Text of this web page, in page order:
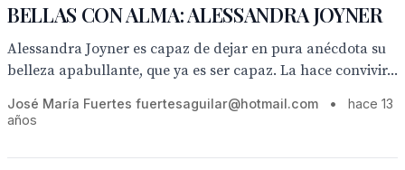
BELLAS CON ALMA: ALESSANDRA JOYNER
Alessandra Joyner es capaz de dejar en pura anécdota su
belleza apabullante, que ya es ser capaz. La hace convivir...
José María Fuertes fuertesaguilar@hotmail.com •
hace 13
años